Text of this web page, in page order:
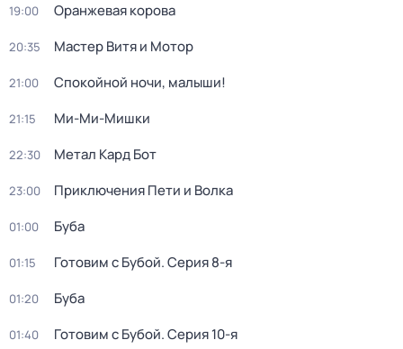
19:00 Оранжевая корова
20:35 Мастер Витя и Мотор
21:00 Спокойной ночи, малыши!
21:15 Ми-Ми-Мишки
22:30 Метал Кард Бот
23:00 Приключения Пети и Волка
01:00 Буба
01:15 Готовим с Бубой. Серия 8-я
01:20 Буба
01:40 Готовим с Бубой. Серия 10-я